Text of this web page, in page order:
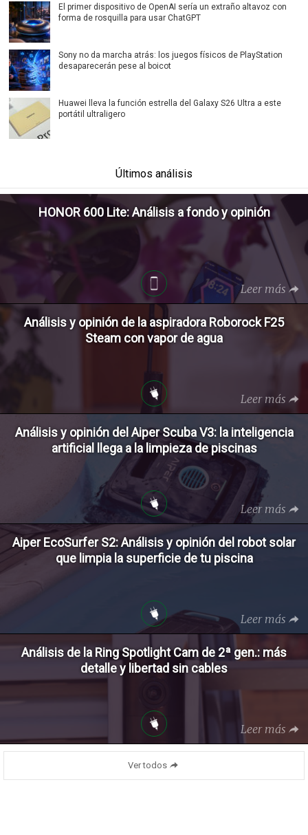
El primer dispositivo de OpenAI sería un extraño altavoz con
forma de rosquilla para usar ChatGPT
Sony no da marcha atrás: los juegos físicos de PlayStation
desaparecerán pese al boicot
Huawei lleva la función estrella del Galaxy S26 Ultra a este
portátil ultraligero
Últimos análisis
HONOR 600 Lite: Análisis a fondo y opinión
Leer más
Análisis y opinión de la aspiradora Roborock F25
Steam con vapor de agua
Leer más
Análisis y opinión del Aiper Scuba V3: la inteligencia
artificial llega a la limpieza de piscinas
Leer más
Aiper EcoSurfer S2: Análisis y opinión del robot solar
que limpia la superficie de tu piscina
Leer más
Análisis de la Ring Spotlight Cam de 2ª gen.: más
detalle y libertad sin cables
Leer más
Ver todos